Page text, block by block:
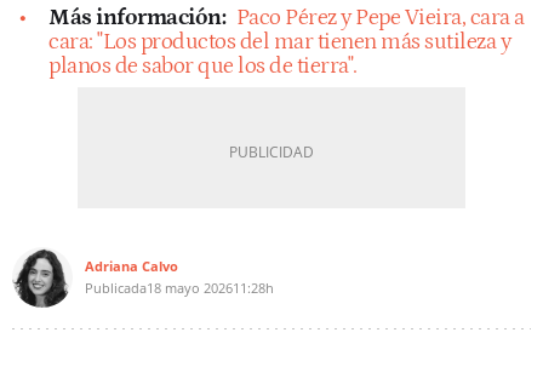
Más información: Paco Pérez y Pepe Vieira, cara a
cara: "Los productos del mar tienen más sutileza y
planos de sabor que los de tierra".
Adriana Calvo
Publicada18 mayo 202611:28h